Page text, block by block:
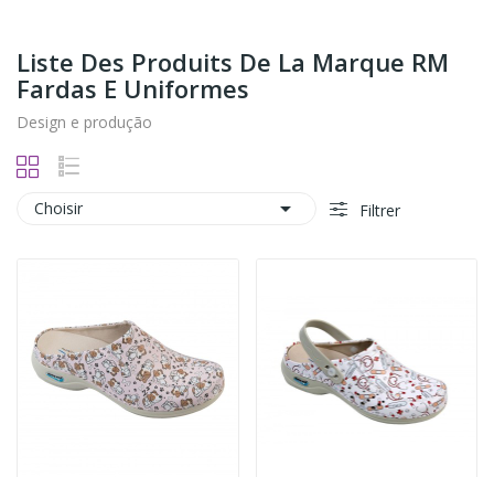
Liste Des Produits De La Marque RM
Fardas E Uniformes
Design e produção
Choisir  Filtrer